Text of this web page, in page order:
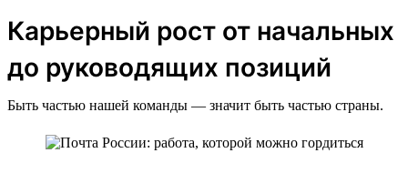
Карьерный рост от начальных
до руководящих позиций
Быть частью нашей команды — значит быть частью страны.